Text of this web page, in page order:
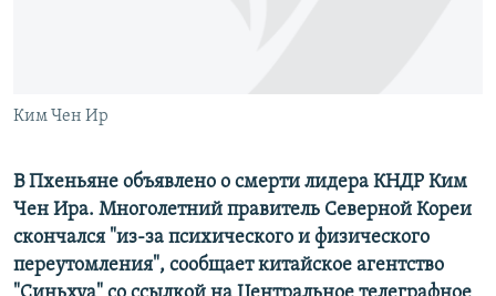
Все сайты РСЕ/РС
Ким Чен Ир
В Пхеньяне объявлено о смерти лидера КНДР Ким
Чен Ира. Многолетний правитель Северной Кореи
скончался "из-за психического и физического
переутомления", сообщает китайское агентство